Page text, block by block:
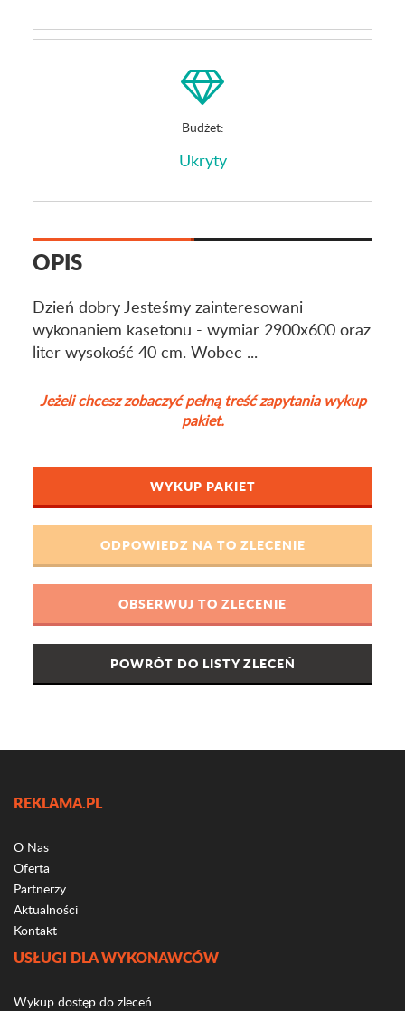
Budżet:
Ukryty
OPIS
Dzień dobry Jesteśmy zainteresowani
wykonaniem kasetonu - wymiar 2900x600 oraz
liter wysokość 40 cm. Wobec ...
Jeżeli chcesz zobaczyć pełną treść zapytania wykup
pakiet.
WYKUP PAKIET
POWRÓT DO LISTY ZLECEŃ
REKLAMA.PL
O Nas
Oferta
Partnerzy
Aktualności
Kontakt
USŁUGI DLA WYKONAWCÓW
Wykup dostęp do zleceń